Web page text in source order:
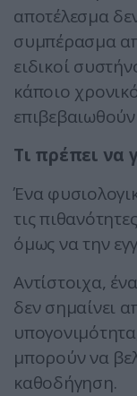
αποτέλεσμα
συμπέρασμα
ειδικοί
κάποιο
Τι πρέπει να
Ένα
τις
όμως να την
Αντίστοιχα,
δεν σημαίνει
μπορούν να
καθοδήγηση.